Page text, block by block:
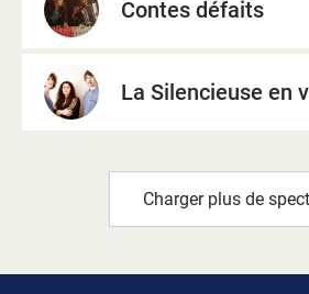
Contes défaits
La Silencieuse en
Charger plus de